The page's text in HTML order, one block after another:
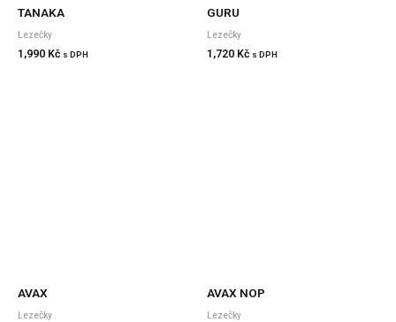
TANAKA
Lezečky
1,990 Kč s DPH
GURU
Lezečky
1,720 Kč s DPH
AVAX
Lezečky
AVAX NOP
Lezečky